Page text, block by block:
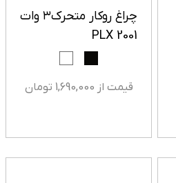
چراغ روکار متحرک۳ وات
PLX 2001
قیمت از 1,690,000 تومان